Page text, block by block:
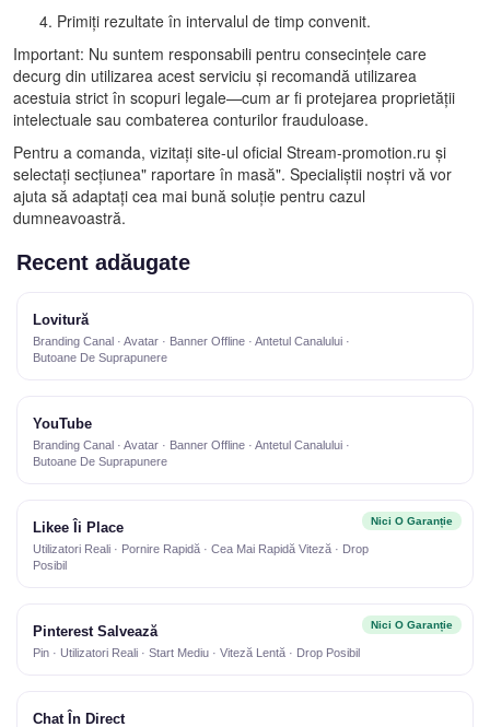
Primiți rezultate în intervalul de timp convenit.
Important: Nu suntem responsabili pentru consecințele care
decurg din utilizarea acest serviciu și recomandă utilizarea
acestuia strict în scopuri legale—cum ar fi protejarea proprietății
intelectuale sau combaterea conturilor frauduloase.
Pentru a comanda, vizitați site-ul oficial Stream-promotion.ru și
selectați secțiunea" raportare în masă". Specialiștii noștri vă vor
ajuta să adaptați cea mai bună soluție pentru cazul
dumneavoastră.
Recent adăugate
Lovitură
Branding Canal · Avatar · Banner Offline · Antetul Canalului ·
Butoane De Suprapunere
YouTube
Branding Canal · Avatar · Banner Offline · Antetul Canalului ·
Butoane De Suprapunere
Nici O Garanție
Likee Îi Place
Utilizatori Reali · Pornire Rapidă · Cea Mai Rapidă Viteză · Drop
Posibil
Nici O Garanție
Pinterest Salvează
Pin · Utilizatori Reali · Start Mediu · Viteză Lentă · Drop Posibil
Chat În Direct